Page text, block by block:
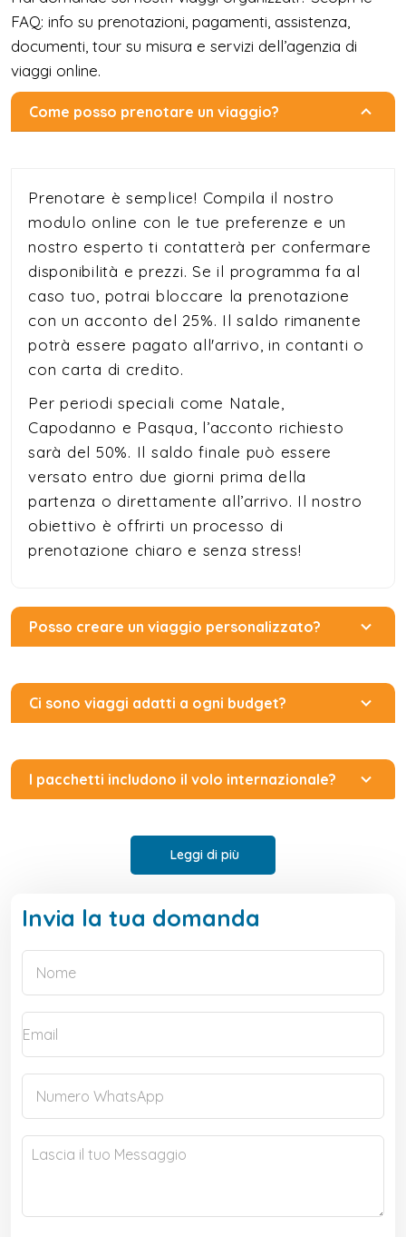
FAQ: info su prenotazioni, pagamenti, assistenza,
documenti, tour su misura e servizi dell’agenzia di
viaggi online.
Come posso prenotare un viaggio?
Prenotare è semplice! Compila il nostro
modulo online con le tue preferenze e un
nostro esperto ti contatterà per confermare
disponibilità e prezzi. Se il programma fa al
caso tuo, potrai bloccare la prenotazione
con un acconto del 25%. Il saldo rimanente
potrà essere pagato all'arrivo, in contanti o
con carta di credito.
Per periodi speciali come Natale,
Capodanno e Pasqua, l’acconto richiesto
sarà del 50%. Il saldo finale può essere
versato entro due giorni prima della
partenza o direttamente all’arrivo. Il nostro
obiettivo è offrirti un processo di
prenotazione chiaro e senza stress!
Posso creare un viaggio personalizzato?
Ci sono viaggi adatti a ogni budget?
I pacchetti includono il volo internazionale?
Leggi di più
Invia la tua domanda